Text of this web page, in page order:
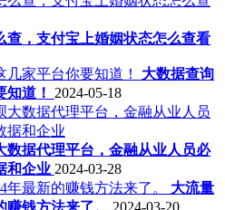
查，支付宝上婚姻状态怎么查看
大数据查询
道！
2024-05-18
数据代理平台，金融从业人员必
和企业 2024-03-28
大流量
钱方法来了。
2024-03-20